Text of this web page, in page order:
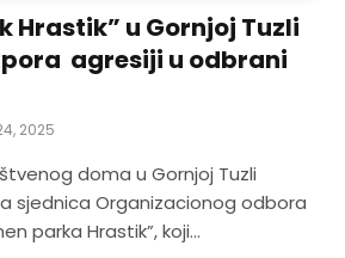
Hrastik” u Gornjoj Tuzli
agresiji u odbrani
2025
doma u Gornjoj Tuzli
sjednica Organizacionog odbora
parka Hrastik”, koji…